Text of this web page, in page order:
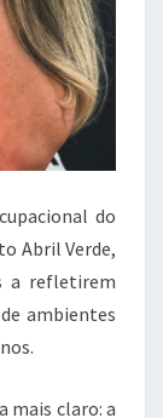
do
Abril Verde,
a refletirem
ambientes
mais claro: a